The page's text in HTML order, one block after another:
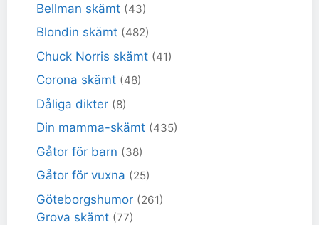
Bellman skämt (43)
Blondin skämt (482)
Chuck Norris skämt (41)
Corona skämt (48)
Dåliga dikter (8)
Din mamma-skämt (435)
Gåtor för barn (38)
Gåtor för vuxna (25)
Göteborgshumor (261)
Grova skämt (77)